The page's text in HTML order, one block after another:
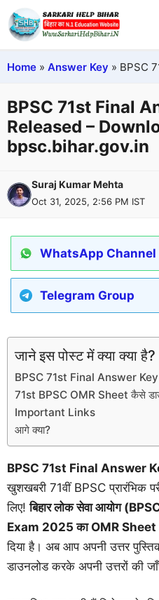
Home » Answer Key » BPSC 71st Final
BPSC 71st Final
Released –
bpsc.bihar.gov.in
Suraj Kumar Mehta
Oct 31, 2025, 2:56 PM IST
WhatsApp Channel
Telegram Group
जाने इस पोस्ट में क्या क्या है?
BPSC 71st Final Answer
71st BPSC OMR Sheet कैसे
Important Links
आगे क्या?
BPSC 71st Final Answer
खुशखबरी 71वीं BPSC प्रारंभिक
लिए!बिहार लोक सेवा आयोग
Exam 2025 का OMR Sheet
दिया है। अब आप अपनी उत्तर
डाउनलोड करके अपनी उत्तरों की